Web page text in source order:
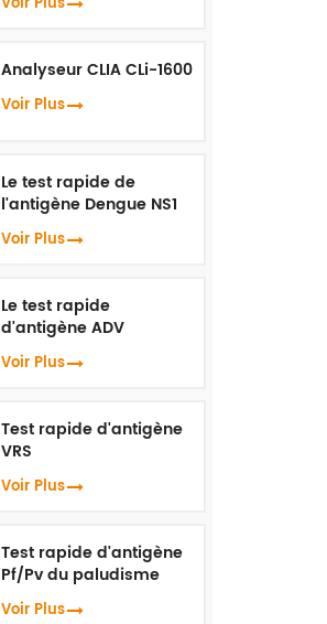
Analyseur CLIA CLi-1600
Voir Plus
Le test rapide de
l'antigène Dengue NS1
Voir Plus
Le test rapide
d'antigène ADV
Voir Plus
Test rapide d'antigène
VRS
Voir Plus
Test rapide d'antigène
Pf/Pv du paludisme
Voir Plus